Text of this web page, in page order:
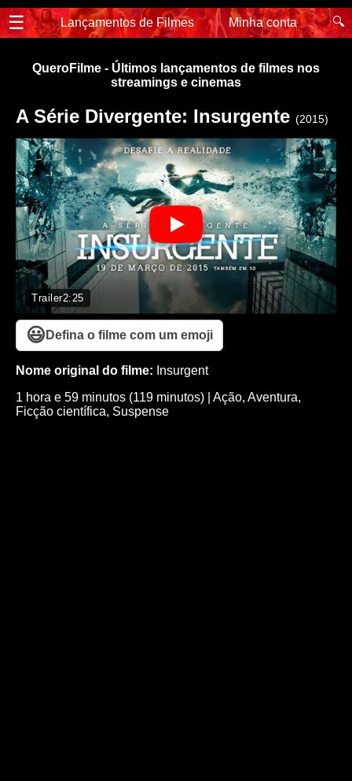
☰ Lançamentos de Filmes Minha conta 🔍
QueroFilme - Últimos lançamentos de filmes nos
streamings e cinemas
A Série Divergente: Insurgente (2015)
Trailer2:25
😃 Defina o filme com um emoji
Nome original do filme: Insurgent
1 hora e 59 minutos (119 minutos)
Ação, Aventura,
Ficção científica, Suspense